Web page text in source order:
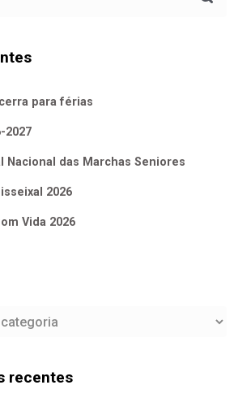
para férias
2027
Nacional das Marchas Seniores
2026
Vida 2026
recentes